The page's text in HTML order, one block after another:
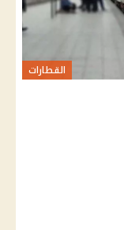
القطارات